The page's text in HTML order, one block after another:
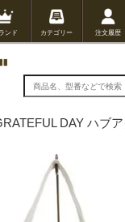
ンド カテゴリー 注文履歴
DAY ハブ